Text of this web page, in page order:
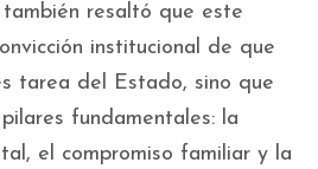
resaltó que este
institucional de que
tarea del Estado, sino que
fundamentales: la
el compromiso familiar y la